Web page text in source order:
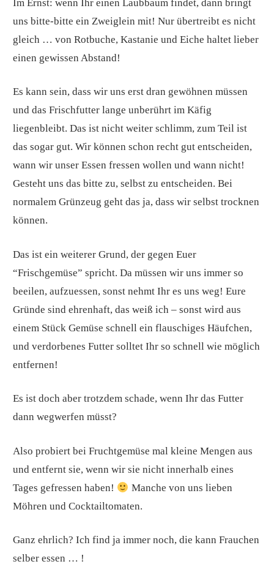
Im Ernst: wenn Ihr einen Laubbaum findet, dann bringt
uns bitte-bitte ein Zweiglein mit! Nur übertreibt es nicht
gleich … von Rotbuche, Kastanie und Eiche haltet lieber
einen gewissen Abstand!
Es kann sein, dass wir uns erst dran gewöhnen müssen
und das Frischfutter lange unberührt im Käfig
liegenbleibt. Das ist nicht weiter schlimm, zum Teil ist
das sogar gut. Wir können schon recht gut entscheiden,
wann wir unser Essen fressen wollen und wann nicht!
Gesteht uns das bitte zu, selbst zu entscheiden. Bei
normalem Grünzeug geht das ja, dass wir selbst trocknen
können.
Das ist ein weiterer Grund, der gegen Euer
“Frischgemüse” spricht. Da müssen wir uns immer so
beeilen, aufzuessen, sonst nehmt Ihr es uns weg! Eure
Gründe sind ehrenhaft, das weiß ich – sonst wird aus
einem Stück Gemüse schnell ein flauschiges Häufchen,
und verdorbenes Futter solltet Ihr so schnell wie möglich
entfernen!
Es ist doch aber trotzdem schade, wenn Ihr das Futter
dann wegwerfen müsst?
Also probiert bei Fruchtgemüse mal kleine Mengen aus
und entfernt sie, wenn wir sie nicht innerhalb eines
Tages gefressen haben!
Manche von uns lieben
Möhren und Cocktailtomaten.
Ganz ehrlich? Ich find ja immer noch, die kann Frauchen
selber essen … !